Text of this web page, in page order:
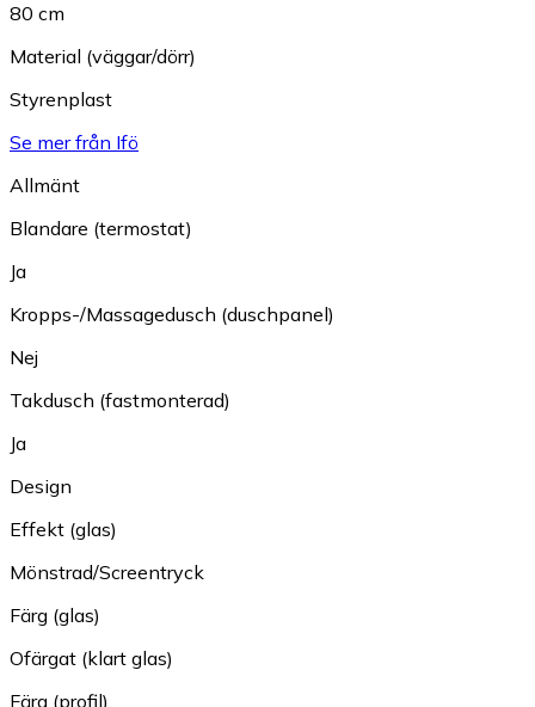
80 cm
Material (väggar/dörr)
Styrenplast
Se mer från Ifö
Allmänt
Blandare (termostat)
Ja
Kropps-/Massagedusch (duschpanel)
Nej
Takdusch (fastmonterad)
Ja
Design
Effekt (glas)
Mönstrad/Screentryck
Färg (glas)
Ofärgat (klart glas)
Färg (profil)